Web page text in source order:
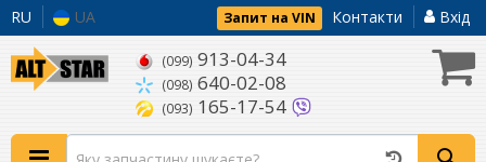
RU UA Запит на VIN Контакти Вхід
(099) 913-04-34
(098) 640-02-08
(093) 165-17-54